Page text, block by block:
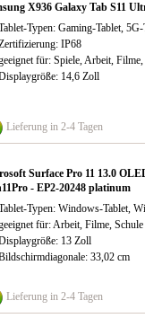
X936 Galaxy Tab S11
Typen: Gaming-Tablet,
IP68
für: Spiele, Arbeit, Filme,
14,6 Zoll
Lieferung in 2-4 Tagen
Surface Pro 11 13.0
- EP2-20248 platinum
Typen: Windows-Tablet,
für: Arbeit, Filme, Schule
13 Zoll
33,02 cm
Lieferung in 2-4 Tagen